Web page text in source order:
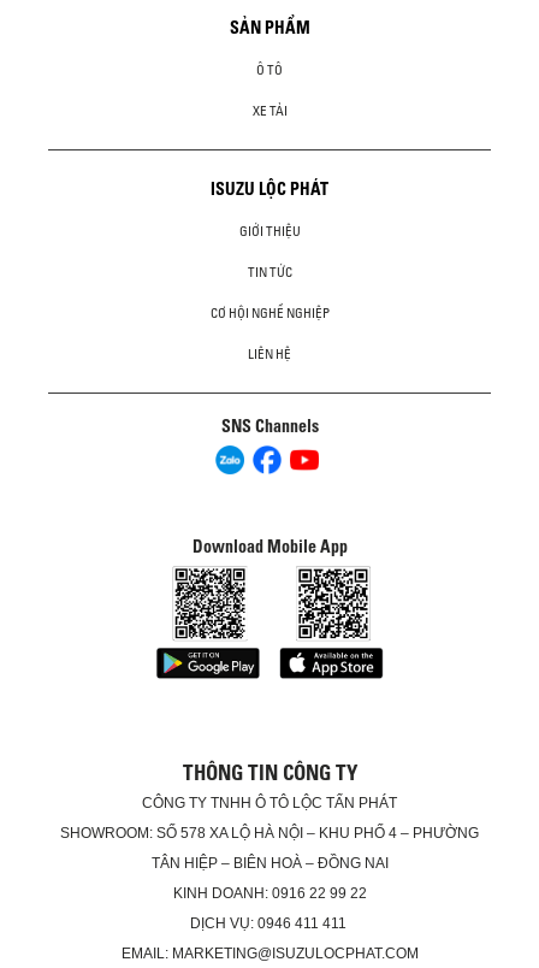
SẢN PHẨM
Ô TÔ
XE TẢI
ISUZU LỘC PHÁT
GIỚI THIỆU
TIN TỨC
CƠ HỘI NGHỀ NGHIỆP
LIÊN HỆ
SNS Channels
Download Mobile App
THÔNG TIN CÔNG TY
CÔNG TY TNHH Ô TÔ LỘC TẤN PHÁT
SHOWROOM: SỐ 578 XA LỘ HÀ NỘI – KHU PHỐ 4 – PHƯỜNG
TÂN HIỆP – BIÊN HOÀ – ĐỒNG NAI
KINH DOANH: 0916 22 99 22
DỊCH VỤ: 0946 411 411
EMAIL: MARKETING@ISUZULOCPHAT.COM